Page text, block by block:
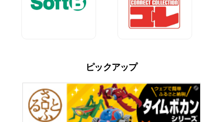
ピックアップ